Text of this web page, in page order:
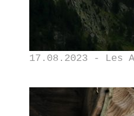
17.08.2023 -